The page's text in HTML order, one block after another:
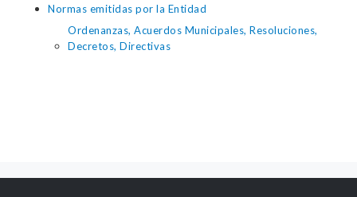
Normas emitidas por la Entidad
Ordenanzas, Acuerdos Municipales, Resoluciones,
Decretos, Directivas